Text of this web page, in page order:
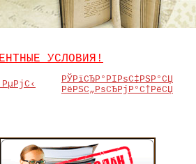
УСЛОВИЯ!
РЎРїСЂР°РІРѕС‡РЅР°СЏ
РёРЅС„РѕСЂРјР°С†РёСЏ